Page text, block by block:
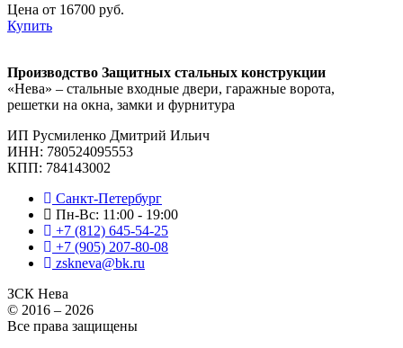
Цена от 16700 руб.
Купить
Производство Защитных стальных конструкции
«Нева» – стальные входные двери, гаражные ворота,
решетки на окна, замки и фурнитура
ИП Русмиленко Дмитрий Ильич
ИНН: 780524095553
КПП: 784143002
Санкт-Петербург
Пн-Вс: 11:00 - 19:00
+7 (812) 645-54-25
+7 (905) 207-80-08
zskneva@bk.ru
ЗСК Нева
© 2016 – 2026
Все права защищены